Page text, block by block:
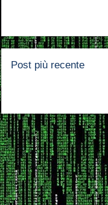
Post più recente